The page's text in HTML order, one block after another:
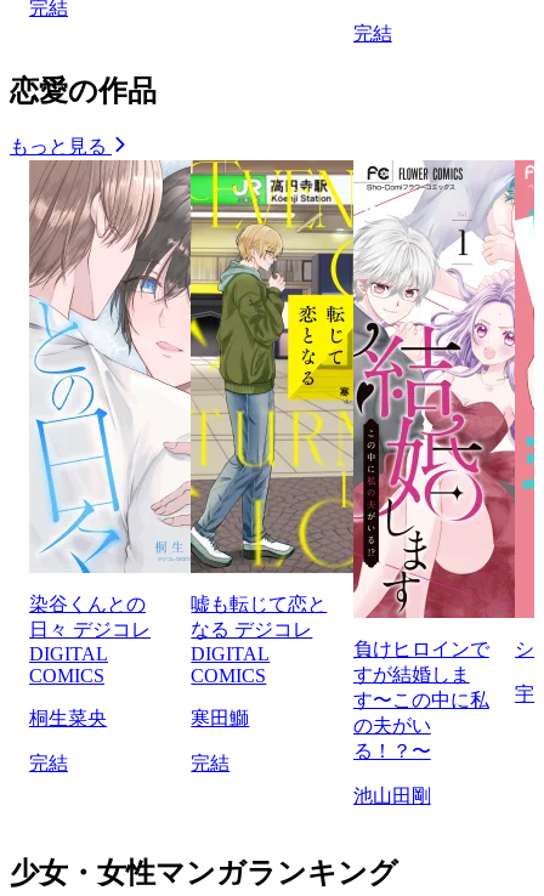
完結
完結
恋愛の作品
もっと見る
染谷くんとの
日々 デジコレ
DIGITAL
COMICS
桐生菜央
完結
嘘も転じて恋と
なる デジコレ
DIGITAL
COMICS
寒田鰤
完結
負けヒロインで
すが結婚しま
す〜この中に私
の夫がい
る！？〜
池山田剛
シ
宇
少女・女性マンガランキング